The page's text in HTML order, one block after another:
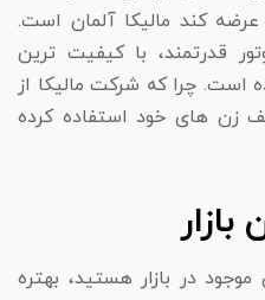
عرضه کند مالیکا آلمان است.
قدرتمند، با کیفیت ترین
است. چرا که شرکت مالیکا از
زن های خود استفاده کرده
در بازار هستید، بهتره